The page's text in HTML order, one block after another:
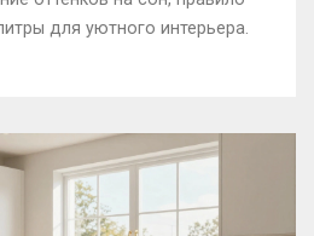
для уютного интерьера.